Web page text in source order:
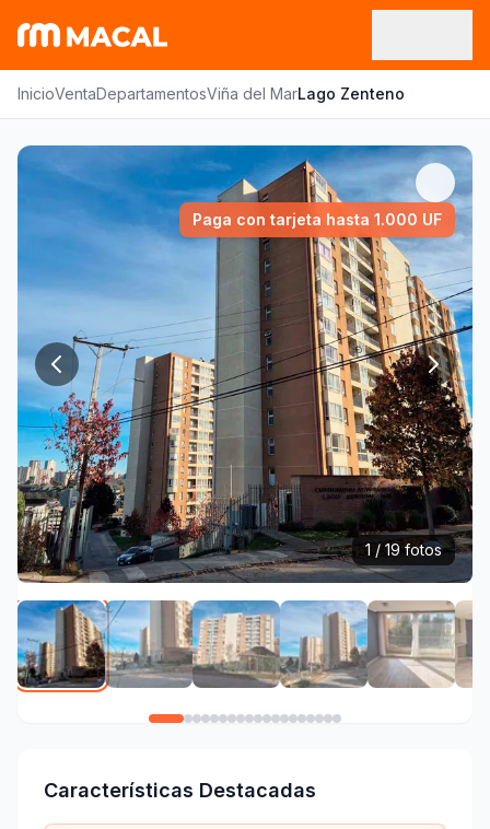
InicioVentaDepartamentosViña del MarLago Zenteno
1 / 19 fotos
Paga con tarjeta hasta 1.000 UF
Características Destacadas